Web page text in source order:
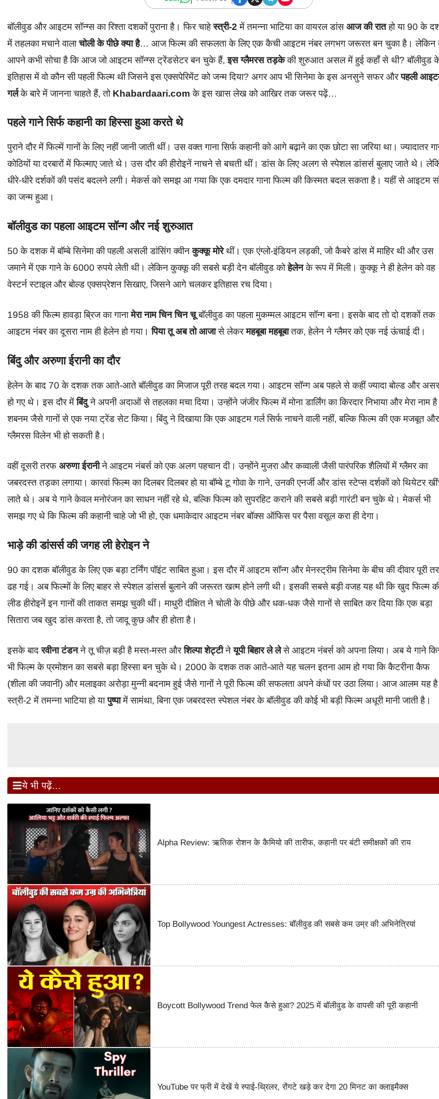
बॉलीवुड और आइटम सॉन्ग्स का रिश्ता दशकों पुराना है। फिर चाहेस्त्री-2 में तमन्ना भाटिया का वायरल डांस आज की रातहो या 90 के
में तहलका मचाने वालाचोली के पीछे क्या है… आज फिल्म की सफलता के लिए एक कैची आइटम नंबर लगभग जरूरत बन चुका है। लेकिन
आपने कभी सोचा है कि आज जो आइटम सॉन्ग्स ट्रेंडसेटर बन चुके हैं,इस ग्लैमरस तड़केकी शुरुआत असल में हुई कहाँ से थी? बॉलीवुड
इतिहास में वो कौन सी पहली फिल्म थी जिसने इस एक्सपेरिमेंट को जन्म दिया? अगर आप भी सिनेमा के इस अनसुने सफर औरपहली
गर्लके बारे में जानना चाहते हैं, तो Khabardaari.com के इस खास लेख को आखिर तक जरूर पढ़ें…
पहले गाने सिर्फ कहानी का हिस्सा हुआ करते थे
पुराने दौर में फिल्में गानों के लिए नहीं जानी जाती थीं। उस वक्त गाना सिर्फ कहानी को आगे बढ़ाने का एक छोटा सा जरिया था। ज्यादातर
कोठियों या दरबारों में फिल्माए जाते थे। उस दौर की हीरोइनें नाचने से बचती थीं। डांस के लिए अलग से स्पेशल डांसर्स बुलाए जाते थे।
धीरे-धीरे दर्शकों की पसंद बदलने लगी। मेकर्स को समझ आ गया कि एक दमदार गाना फिल्म की किस्मत बदल सकता है। यहीं से आइटम
का जन्म हुआ।
बॉलीवुड का पहला आइटम सॉन्ग और नई शुरुआत
50 के दशक में बॉम्बे सिनेमा की पहली असली डांसिंग क्वीनकुक्कू मोरेथीं। एक एंग्लो-इंडियन लड़की, जो कैबरे डांस में माहिर थी और उस
जमाने में एक गाने के 6000 रुपये लेती थी। लेकिन कुक्कू की सबसे बड़ी देन बॉलीवुड कोहेलेनके रूप में मिली। कुक्कू ने ही हेलेन को वह
वेस्टर्न स्टाइल और बोल्ड एक्सप्रेशन सिखाए, जिसने आगे चलकर इतिहास रच दिया।
1958 की फिल्म हावड़ा ब्रिज का गानामेरा नाम चिन चिन चूबॉलीवुड का पहला मुकम्मल आइटम सॉन्ग बना। इसके बाद तो दो दशकों तक
आइटम नंबर का दूसरा नाम ही हेलेन हो गया।पिया तू अब तो आजासे लेकरमहबूबा महबूबातक, हेलेन ने ग्लैमर को एक नई ऊंचाई दी।
बिंदु और अरुणा ईरानी का दौर
हेलेन के बाद 70 के दशक तक आते-आते बॉलीवुड का मिजाज पूरी तरह बदल गया। आइटम सॉन्ग अब पहले से कहीं ज्यादा बोल्ड और
हो गए थे। इस दौर मेंबिंदुने अपनी अदाओं से तहलका मचा दिया। उन्होंने जंजीर फिल्म में मोना डार्लिंग का किरदार निभाया और मेरा नाम है
शबनम जैसे गानों से एक नया ट्रेंड सेट किया। बिंदु ने दिखाया कि एक आइटम गर्ल सिर्फ नाचने वाली नहीं, बल्कि फिल्म की एक मजबूत और
ग्लैमरस विलेन भी हो सकती है।
वहीं दूसरी तरफ अरुणा ईरानीने आइटम नंबर्स को एक अलग पहचान दी। उन्होंने मुजरा और कव्वाली जैसी पारंपरिक शैलियों में ग्लैमर का
जबरदस्त तड़का लगाया। कारवां फिल्म का दिलबर दिलबर हो या बॉम्बे टू गोवा के गाने, उनकी एनर्जी और डांस स्टेप्स दर्शकों को थियेटर
लाते थे। अब ये गाने केवल मनोरंजन का साधन नहीं रहे थे, बल्कि फिल्म को सुपरहिट कराने की सबसे बड़ी गारंटी बन चुके थे। मेकर्स भी
समझ गए थे कि फिल्म की कहानी चाहे जो भी हो, एक धमाकेदार आइटम नंबर बॉक्स ऑफिस पर पैसा वसूल करा ही देगा।
भाड़े की डांसर्स की जगह ली हेरोइन ने
90 का दशक बॉलीवुड के लिए एक बड़ा टर्निंग पॉइंट साबित हुआ। इस दौर में आइटम सॉन्ग और मेनस्ट्रीम सिनेमा के बीच की दीवार पूरी
ढह गई। अब फिल्मों के लिए बाहर से स्पेशल डांसर्स बुलाने की जरूरत खत्म होने लगी थी। इसकी सबसे बड़ी वजह यह थी कि खुद फिल्म
लीड हीरोइनें इन गानों की ताकत समझ चुकी थीं। माधुरी दीक्षित ने चोली के पीछे और धक-धक जैसे गानों से साबित कर दिया कि एक बड़ा
सितारा जब खुद डांस करता है, तो जादू कुछ और ही होता है।
इसके बादरवीना टंडनने तू चीज़ बड़ी है मस्त-मस्त औरशिल्पा शेट्टीनेयूपी बिहार ले लेसे आइटम नंबर्स को अपना लिया। अब ये गाने
भी फिल्म के प्रमोशन का सबसे बड़ा हिस्सा बन चुके थे। 2000 के दशक तक आते-आते यह चलन इतना आम हो गया कि कैटरीना कैफ
(शीला की जवानी) और मलाइका अरोड़ा मुन्नी बदनाम हुई जैसे गानों ने पूरी फिल्म की सफलता अपने कंधों पर उठा लिया। आज आलम यह
स्त्री-2 में तमन्ना भाटिया हो यापुष्पामें सामंथा, बिना एक जबरदस्त स्पेशल नंबर के बॉलीवुड की कोई भी बड़ी फिल्म अधूरी मानी जाती है।
ये भी पढ़ें...
Alpha Review: ऋतिक रोशन के कैमियो की तारीफ, कहानी पर बंटी समीक्षकों की राय
Top Bollywood Youngest Actresses: बॉलीवुड की सबसे कम उम्र की अभिनेत्रियां
Boycott Bollywood Trend फेल कैसे हुआ? 2025 में बॉलीवुड के वापसी की पूरी कहानी
YouTube पर फ्री में देखें ये स्पाई-थ्रिलर, रोंगटे खड़े कर देगा 20 मिनट का क्लाइमैक्स